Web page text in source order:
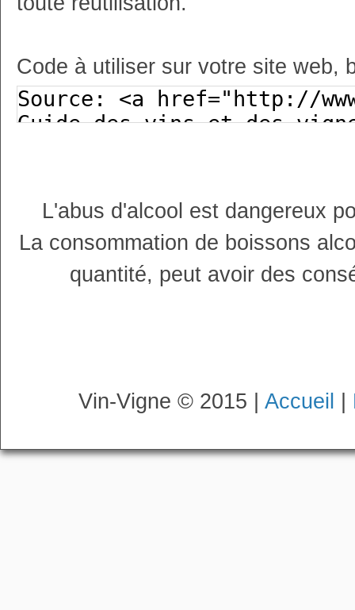
Code à utiliser sur votre site web,
L'abus d'alcool est dangereux
La consommation de boissons
quantité, peut avoir des
Vin-Vigne © 2015 | Accueil